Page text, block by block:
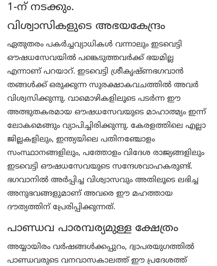
1-ന് നടക്കും.
വിശ്വാസികളുടെ അഭയകേന്ദ്രം
ഏതുതരം പകര്‍ച്ചവ്യാധികള്‍ വന്നാലും ഇടവെട്ടി
ഔഷധസേവയില്‍ പങ്കെടുത്തവര്‍ക്ക് ഭയമില്ല
എന്നാണ് പറയാറ്. ഇടവെട്ടി ശ്രീകൃഷ്ണഭഗവാന്‍
തങ്ങള്‍ക്ക് ഒരുക്കുന്ന സുരക്ഷാകവചത്തില്‍ അവര്‍
വിശ്വസിക്കുന്നു. വാമൊഴികളിലൂടെ പടര്‍ന്ന ഈ
അത്ഭുതകരമായ ഔഷധസേവയുടെ മാഹാത്മ്യം ഇന്ന്
ലോകമെങ്ങും വ്യാപിച്ചിരിക്കുന്നു. കേരളത്തിലെ എല്ലാ
ജില്ലകളിലും, ഇന്ത്യയിലെ പതിനഞ്ചോളം
സംസ്ഥാനങ്ങളിലും, പത്തോളം വിദേശ രാജ്യങ്ങളിലും
ഇടവെട്ടി ഔഷധസേവയുടെ സന്ദേശവാഹകരുണ്ട്.
ഭഗവാനില്‍ അര്‍പ്പിച്ച വിശ്വാസവും അതിലൂടെ ലഭിച്ച
അനുഭവങ്ങളുമാണ് അവരെ ഈ മഹത്തായ
ദൗത്യത്തിന് പ്രേരിപ്പിക്കുന്നത്.
പാണ്ഡവ പാരമ്പര്യമുള്ള ക്ഷേത്രം
അയ്യായിരം വര്‍ഷങ്ങള്‍ക്കപ്പുറം, ദ്വാപരയുഗത്തില്‍
പാണ്ഡവരുടെ വനവാസകാലത്ത് ഈ പ്രദേശത്ത്